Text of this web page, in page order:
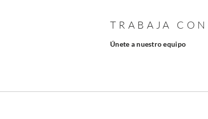
TRABAJA
Únete a nuestro equipo